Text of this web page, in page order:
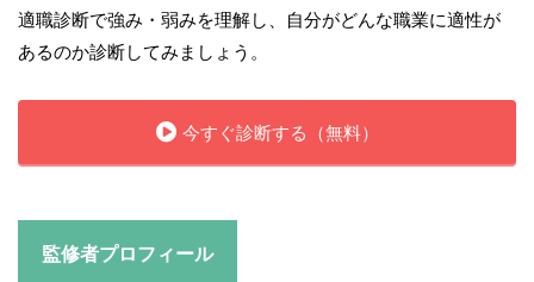
適職診断で強み・弱みを理解し、自分がどんな職業に適性が
あるのか診断してみましょう。
今すぐ診断する（無料）
監修者プロフィール